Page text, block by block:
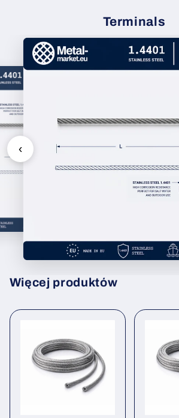
Terminals
‹
Więcej produktów